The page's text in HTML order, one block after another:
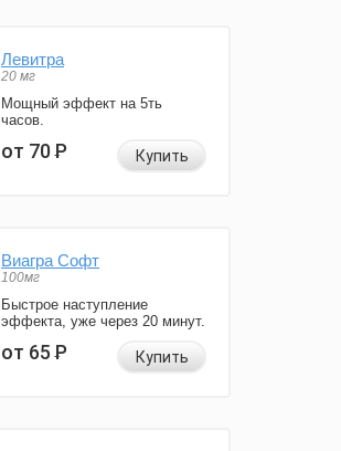
Левитра
20 мг
Мощный эффект на 5ть
часов.
от 70Р Купить
Виагра Софт
100мг
Быстрое наступление
эффекта, уже через 20 минут.
от 65Р Купить